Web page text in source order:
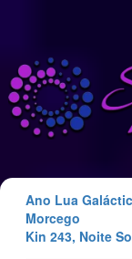
conteúdo
Ano Lua
Morcego
Kin 243, Noite